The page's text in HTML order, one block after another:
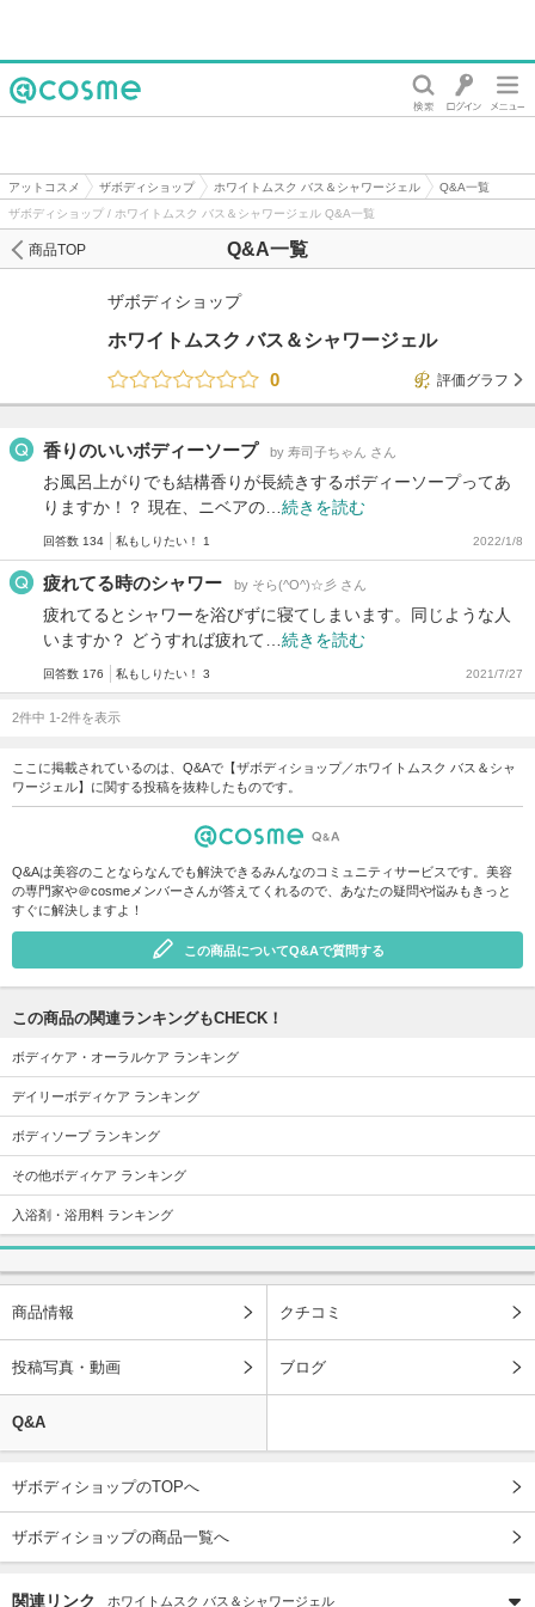
アットコスメ ザボディショップ ホワイトムスク バス＆シャワージェル
Q&A一覧
ザボディショップ / ホワイトムスク バス＆シャワージェル Q&A一覧
Q&A一覧
商品TOP
ザボディショップ
ホワイトムスク バス＆シャワージェル
0
評価グラフ
香りのいいボディーソープ by 寿司子ちゃん さん
お風呂上がりでも結構香りが長続きするボディーソープってあ
りますか！？ 現在、ニベアの… 続きを読む
回答数 134 私もしりたい！ 1 2022/1/8
疲れてる時のシャワー by そら(^O^)☆彡 さん
疲れてるとシャワーを浴びずに寝てしまいます。同じような人
いますか？ どうすれば疲れて… 続きを読む
回答数 176 私もしりたい！ 3 2021/7/27
2件中 1-2件を表示
ここに掲載されているのは、Q&Aで【ザボディショップ／ホワイトムスク バス＆シャ
ワージェル】に関する投稿を抜粋したものです。
Q&Aは美容のことならなんでも解決できるみんなのコミュニティサービスです。美容
の専門家や＠cosmeメンバーさんが答えてくれるので、あなたの疑問や悩みもきっと
すぐに解決しますよ！
この商品についてQ&Aで質問する
この商品の関連ランキングもCHECK！
ボディケア・オーラルケア ランキング
デイリーボディケア ランキング
ボディソープ ランキング
その他ボディケア ランキング
入浴剤・浴用料 ランキング
商品情報 クチコミ
投稿写真・動画 ブログ
Q&A
ザボディショップのTOPへ
ザボディショップの商品一覧へ
関連リンク ホワイトムスク バス＆シャワージェル